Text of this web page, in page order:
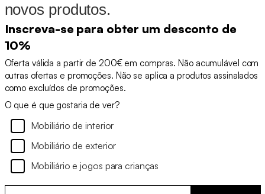
novos produtos.
Inscreva-se para obter um desconto de
10%
Oferta válida a partir de 200€ em compras. Não acumulável com
outras ofertas e promoções. Não se aplica a produtos assinalados
como excluídos de promoções.
O que é que gostaria de ver?
Mobiliário de interior
Mobiliário de exterior
Mobiliário e jogos para crianças